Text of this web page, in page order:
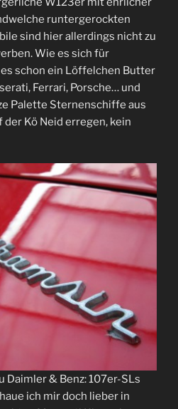
runtergerockten
sind hier allerdings nicht zu
Wie es sich für
schon ein Löffelchen Butter
Ferrari, Porsche… und
Palette Sternenschiffe aus
Kö Neid erregen, kein
Daimler & Benz: 107er-SLs
ich mir doch lieber in